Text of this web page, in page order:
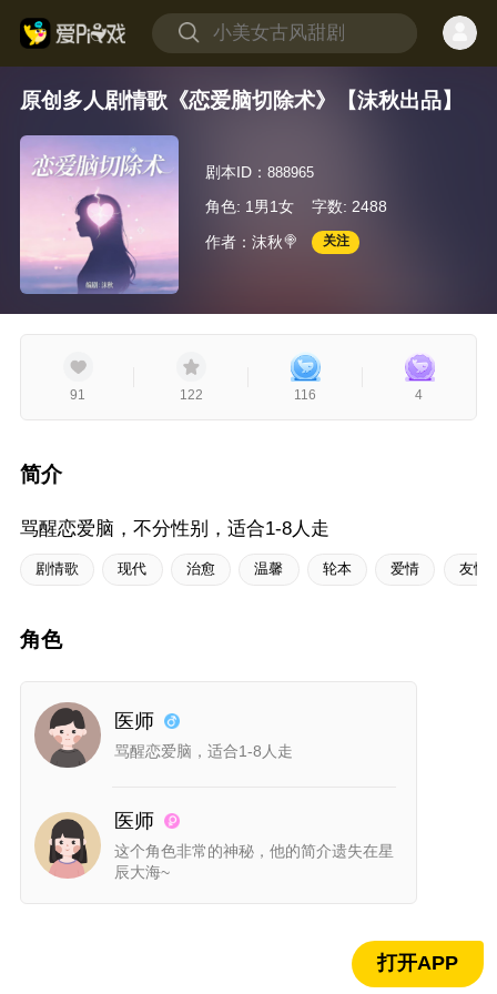
原创多人剧情歌《恋爱脑切除术》【沫秋出品】
剧本ID：888965
角色: 1男1女
字数: 2488
作者：沫秋🍭
关注
91 122 116 4
简介
骂醒恋爱脑，不分性别，适合1-8人走
剧情歌 现代 治愈 温馨 轮本 爱情 友情
角色
医师
骂醒恋爱脑，适合1-8人走
医师
这个角色非常的神秘，他的简介遗失在星
辰大海~
此本为粉丝福利剧本, 关注作者查看全文
打开APP